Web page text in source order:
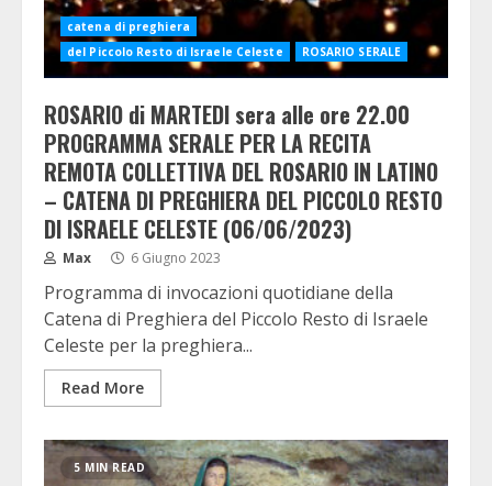
catena di preghiera
del Piccolo Resto di Israele Celeste
ROSARIO SERALE
ROSARIO di MARTEDI sera alle ore 22.00
PROGRAMMA SERALE PER LA RECITA
REMOTA COLLETTIVA DEL ROSARIO IN LATINO
– CATENA DI PREGHIERA DEL PICCOLO RESTO
DI ISRAELE CELESTE (06/06/2023)
Max 6 Giugno 2023
Programma di invocazioni quotidiane della
Catena di Preghiera del Piccolo Resto di Israele
Celeste per la preghiera...
Read More
5 MIN READ